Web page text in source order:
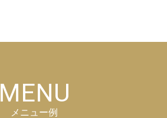
MENU
メニュー例